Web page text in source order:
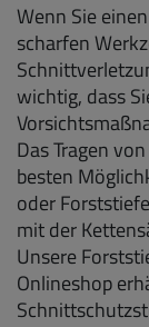
Wenn Sie
scharfen
wichtig, dass
Das Tragen
besten
oder
mit der
Unsere
Onlineshop